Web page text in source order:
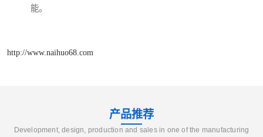
能。
http://www.naihuo68.com
产品推荐
Development, design, production and sales in one of the manufacturing